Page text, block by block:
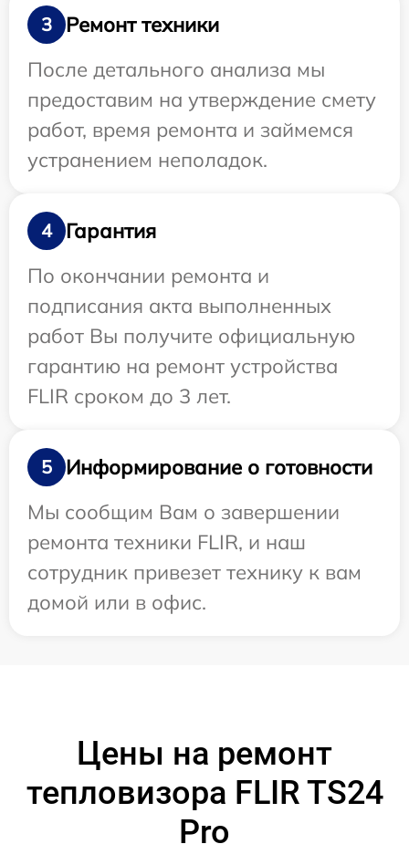
3
Ремонт техники
После детального анализа мы
предоставим на утверждение смету
работ, время ремонта и займемся
устранением неполадок.
4
Гарантия
По окончании ремонта и
подписания акта выполненных
работ Вы получите официальную
гарантию на ремонт устройства
FLIR сроком до 3 лет.
5
Информирование о готовности
Мы сообщим Вам о завершении
ремонта техники FLIR, и наш
сотрудник привезет технику к вам
домой или в офис.
Цены на ремонт
тепловизора FLIR TS24
Pro